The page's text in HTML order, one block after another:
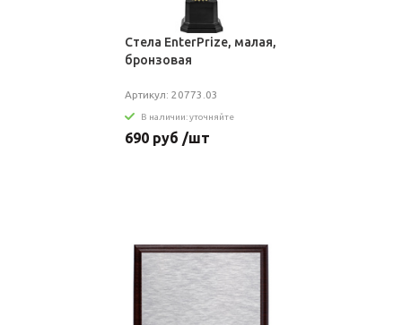
Стела EnterPrize, малая,
бронзовая
Артикул: 20773.03
В наличии: уточняйте
690 руб /шт